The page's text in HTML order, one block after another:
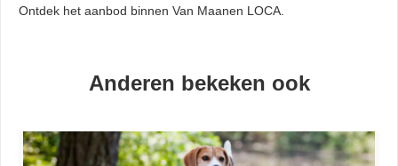
Ontdek het aanbod binnen Van Maanen LOCA.
Anderen bekeken ook